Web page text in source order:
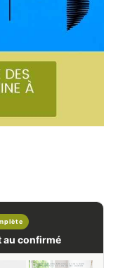
au confirmé